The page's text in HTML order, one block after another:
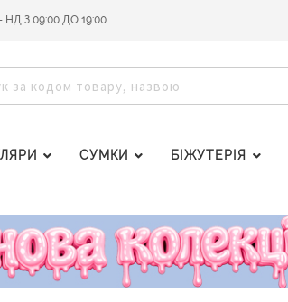
З 09:00 ДО 19:00
СУМКИ БІЖУТЕРІЯ